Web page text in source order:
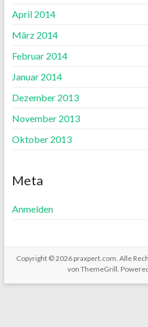
April 2014
März 2014
Februar 2014
Januar 2014
Dezember 2013
November 2013
Oktober 2013
Meta
Anmelden
Copyright © 2026 praxpert.com. Alle
von ThemeGrill.